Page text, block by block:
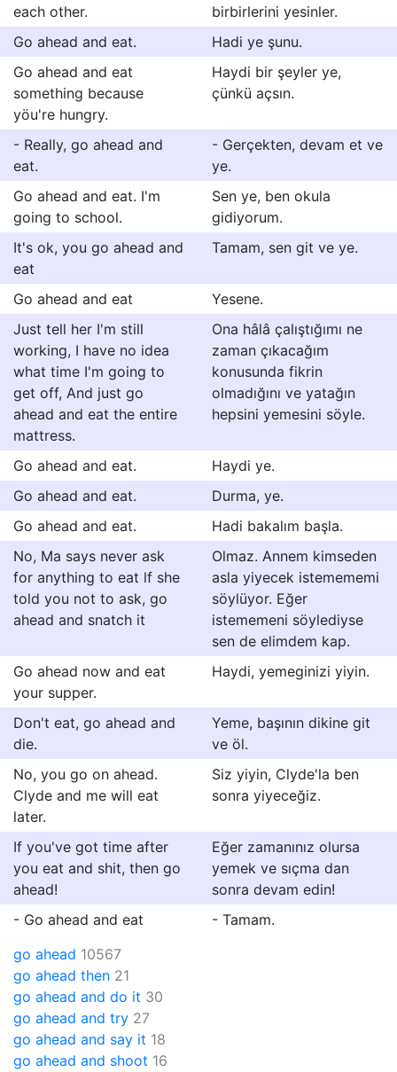
each other.
birbirlerini yesinler.
Go ahead and eat.
Hadi ye şunu.
Go ahead and eat
something because
yöu're hungry.
Haydi bir şeyler ye,
çünkü açsın.
- Really, go ahead and
eat.
- Gerçekten, devam et ve
ye.
Go ahead and eat. I'm
going to school.
Sen ye, ben okula
gidiyorum.
It's ok, you go ahead and
eat
Tamam, sen git ve ye.
Go ahead and eat
Yesene.
Just tell her I'm still
working, I have no idea
what time I'm going to
get off, And just go
ahead and eat the entire
mattress.
Ona hâlâ çalıştığımı ne
zaman çıkacağım
konusunda fikrin
olmadığını ve yatağın
hepsini yemesini söyle.
Go ahead and eat.
Haydi ye.
Go ahead and eat.
Durma, ye.
Go ahead and eat.
Hadi bakalım başla.
No, Ma says never ask
for anything to eat lf she
told you not to ask, go
ahead and snatch it
Olmaz. Annem kimseden
asla yiyecek istemememi
söylüyor. Eğer
istememeni söylediyse
sen de elimdem kap.
Go ahead now and eat
your supper.
Haydi, yemeginizi yiyin.
Don't eat, go ahead and
die.
Yeme, başının dikine git
ve öl.
No, you go on ahead.
Clyde and me will eat
later.
Siz yiyin, Clyde'la ben
sonra yiyeceğiz.
If you've got time after
you eat and shit, then go
ahead!
Eğer zamanınız olursa
yemek ve sıçma dan
sonra devam edin!
- Go ahead and eat
- Tamam.
go ahead 10567
go ahead then 21
go ahead and do it 30
go ahead and try 27
go ahead and say it 18
go ahead and shoot 16